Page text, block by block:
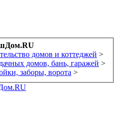
домов и коттеджей >
домов, бань, гаражей >
заборы, ворота >